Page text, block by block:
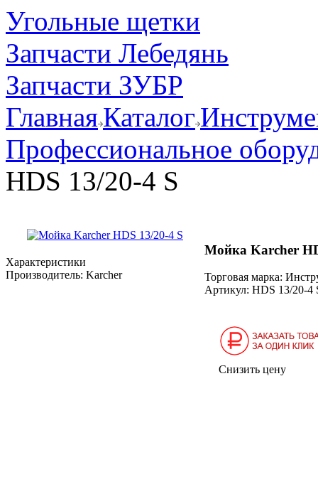
Угольные щетки
Запчасти Лебедянь
Запчасти ЗУБР
ГлавнаяКаталог
Профессиональное
HDS 13/20-4 S
Характеристики
Производитель: Karcher
Мойка Karcher
Торговая марка:
Артикул: HDS 13/20-4
Снизить цену